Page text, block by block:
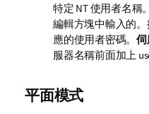
特定 NT 使用者名稱
編輯方塊中輸入的。
應的使用者密碼。 伺
服器名稱前面加上
平面模式